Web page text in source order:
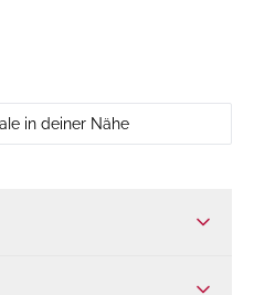
in deiner Nähe